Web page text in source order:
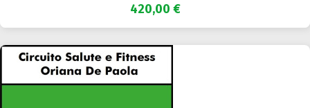
420,00 €